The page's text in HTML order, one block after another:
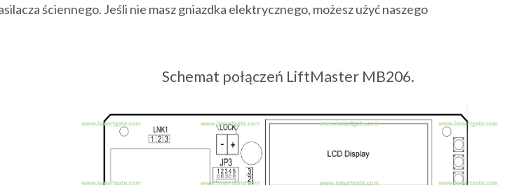
ściennego. Jeśli nie masz gniazdka elektrycznego, możesz użyć naszego
Schemat połączeń LiftMaster MB206.